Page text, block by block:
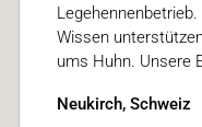
Wissen
ums Huhn. Unsere
Neukirch, Schweiz